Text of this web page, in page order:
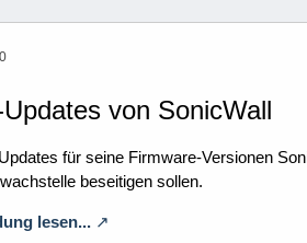
von SonicWall
für seine Firmware-Versionen
beseitigen sollen.
lesen...